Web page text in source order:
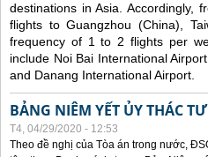
destinations in Asia. Accordingly,
flights to Guangzhou (China),
frequency of 1 to 2 flights per
include Noi Bai International
and Danang International Airport.
BẢNG NIÊM YẾT ỦY THÁC
T4, 04/29/2020 - 12:53
Theo đề nghị của Tòa án trong nước,